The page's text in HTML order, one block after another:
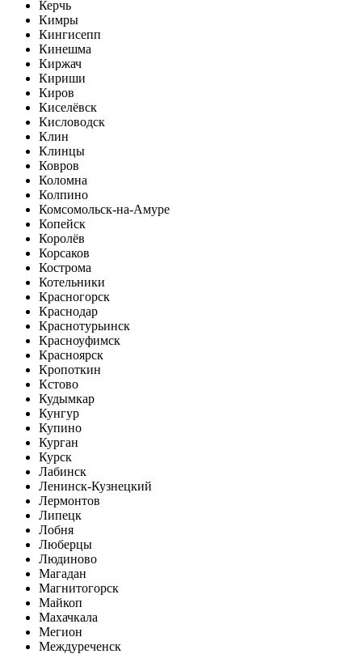
Керчь
Кимры
Кингисепп
Кинешма
Киржач
Кириши
Киров
Киселёвск
Кисловодск
Клин
Клинцы
Ковров
Коломна
Колпино
Комсомольск-на-Амуре
Копейск
Королёв
Корсаков
Кострома
Котельники
Красногорск
Краснодар
Краснотурьинск
Красноуфимск
Красноярск
Кропоткин
Кстово
Кудымкар
Кунгур
Купино
Курган
Курск
Лабинск
Ленинск-Кузнецкий
Лермонтов
Липецк
Лобня
Люберцы
Людиново
Магадан
Магнитогорск
Майкоп
Махачкала
Мегион
Междуреченск